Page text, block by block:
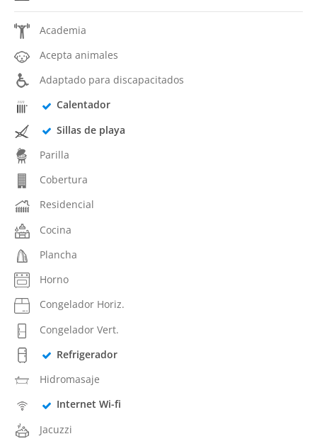
Academia
Acepta animales
Adaptado para discapacitados
Calentador
Sillas de playa
Parilla
Cobertura
Residencial
Cocina
Plancha
Horno
Congelador Horiz.
Congelador Vert.
Refrigerador
Hidromasaje
Internet Wi-fi
Jacuzzi